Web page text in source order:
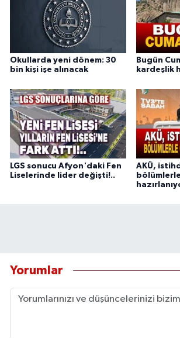
Okullarda yeni dönem: 30
bin kişi işe alınacak
Bugün
kardeşlik
LGS sonucu Afyon'daki Fen
Liselerinde lider değişti!..
AKÜ,
Yorumlar